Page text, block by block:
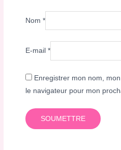
Nom*
E-mail*
Enregistrer mon nom,
le navigateur pour mon